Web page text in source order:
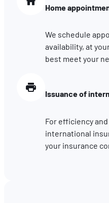
Home
We schedule
availability, at
best meet your
Issuance of
For efficiency
international
your insurance